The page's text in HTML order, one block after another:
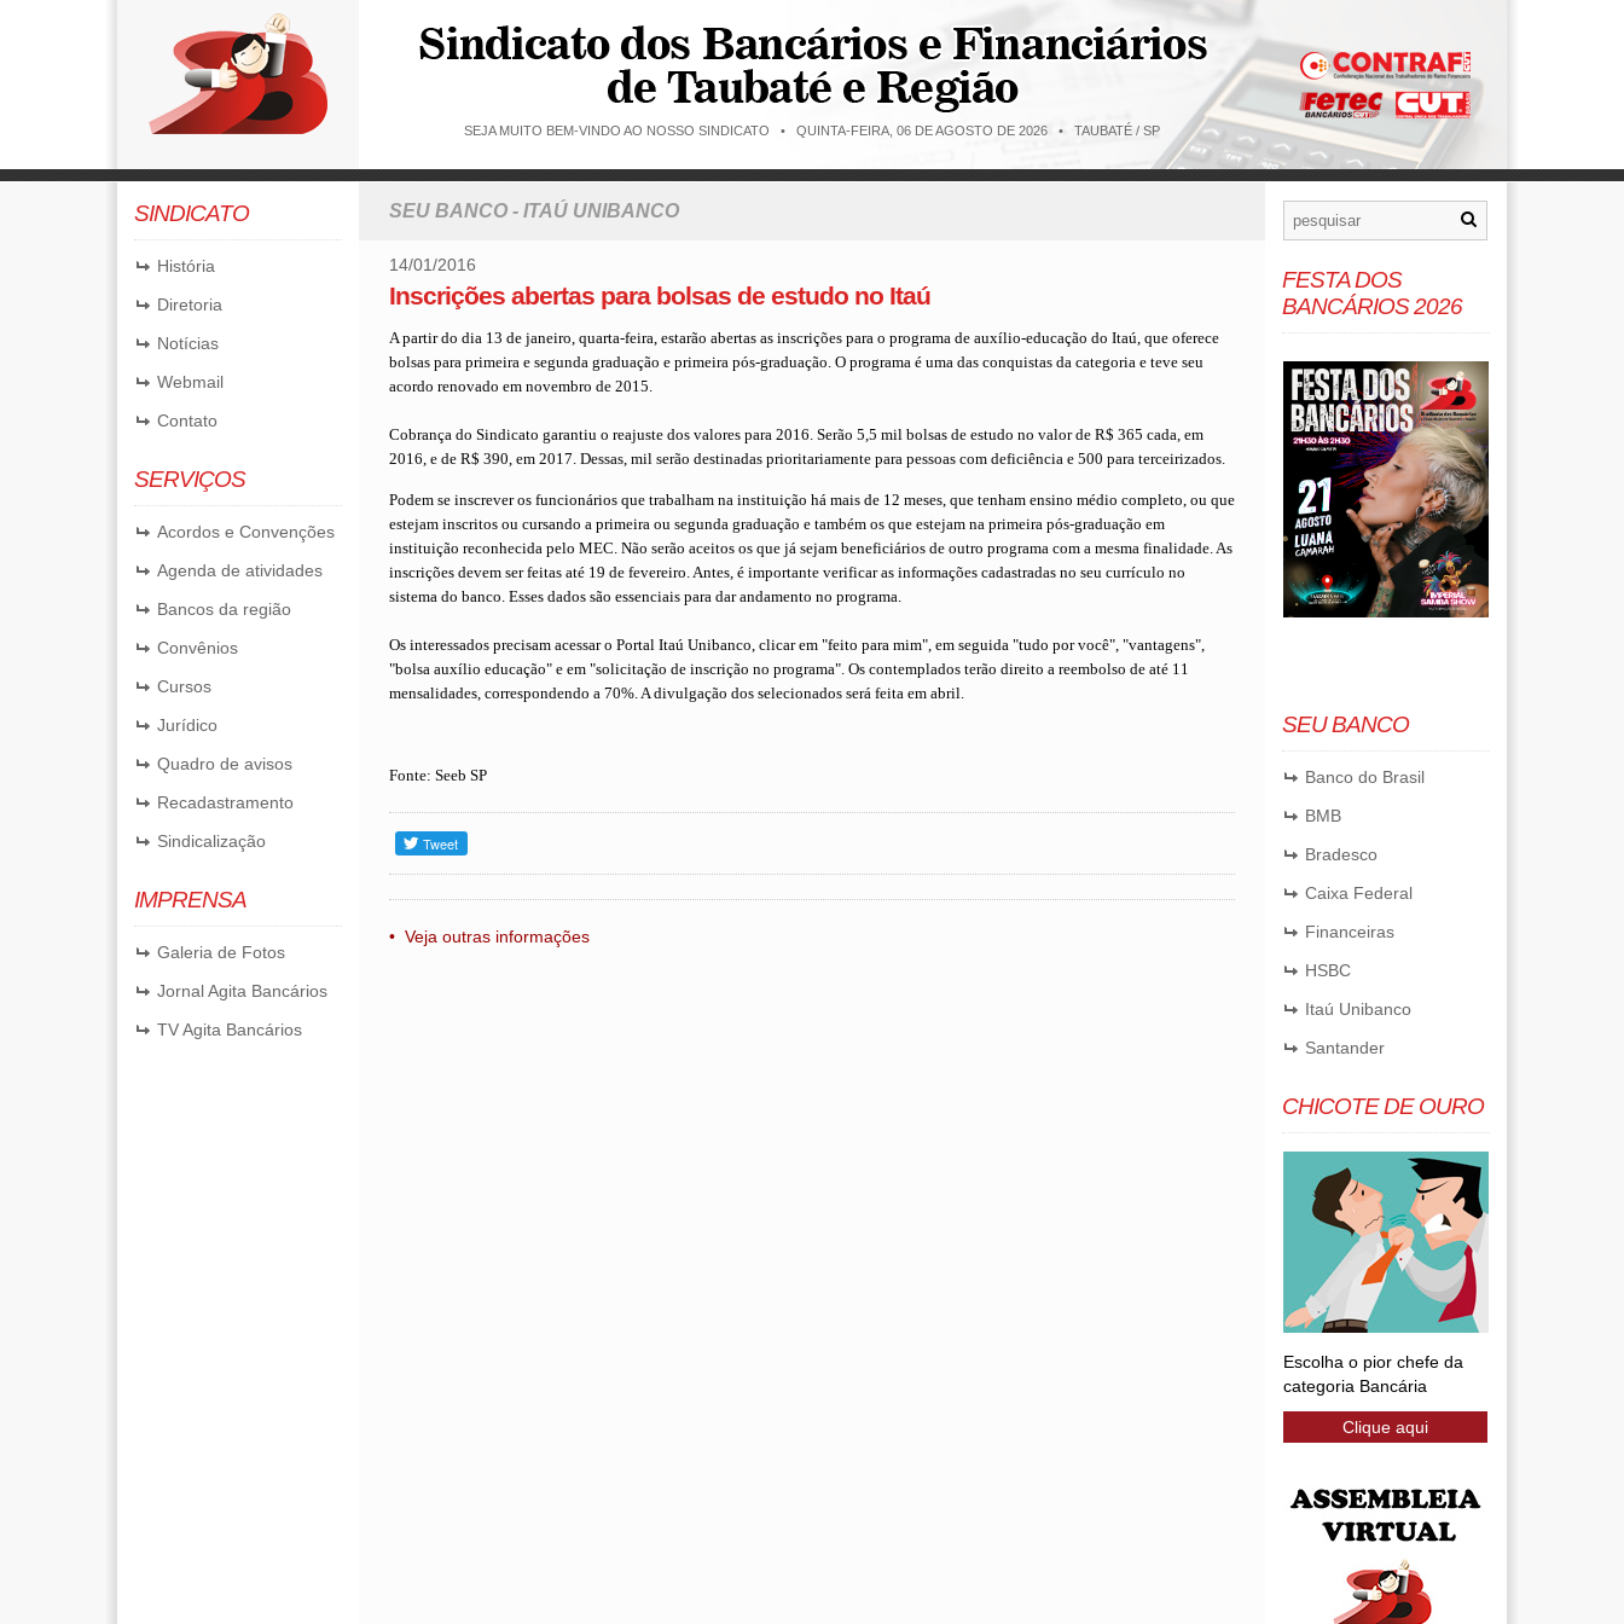
SEJA MUITO BEM-VINDO AO NOSSO SINDICATO • QUINTA-FEIRA, 06 DE AGOSTO DE 2026 • TAUBATÉ / SP
SINDICATO
História
Diretoria
Notícias
Webmail
Contato
SERVIÇOS
Acordos e Convenções
Agenda de atividades
Bancos da região
Convênios
Cursos
Jurídico
Quadro de avisos
Recadastramento
Sindicalização
IMPRENSA
Galeria de Fotos
Jornal Agita Bancários
TV Agita Bancários
SEU BANCO - ITAÚ UNIBANCO
14/01/2016
Inscrições abertas para bolsas de estudo no Itaú
A partir do dia 13 de janeiro, quarta-feira, estarão abertas as inscrições para o programa de auxí­lio-educação do Itaú, que oferece
bolsas para primeira e segunda graduação e primeira pós-graduação. O programa é uma das conquistas da categoria e teve seu
acordo renovado em novembro de 2015.
Cobrança do Sindicato garantiu o reajuste dos valores para 2016. Serão 5,5 mil bolsas de estudo no valor de R$ 365 cada, em
2016, e de R$ 390, em 2017. Dessas, mil serão destinadas prioritariamente para pessoas com deficiência e 500 para terceirizados.
Podem se inscrever os funcionários que trabalham na instituição há mais de 12 meses, que tenham ensino médio completo, ou que
estejam inscritos ou cursando a primeira ou segunda graduação e também os que estejam na primeira pós-graduação em
instituição reconhecida pelo MEC. Não serão aceitos os que já sejam beneficiários de outro programa com a mesma finalidade. As
inscrições devem ser feitas até 19 de fevereiro. Antes, é importante verificar as informações cadastradas no seu currículo no
sistema do banco. Esses dados são essenciais para dar andamento no programa.
Os interessados precisam acessar o Portal Itaú Unibanco, clicar em "feito para mim", em seguida "tudo por você", "vantagens",
"bolsa auxí­lio educação" e em "solicitação de inscrição no programa". Os contemplados terão direito a reembolso de até 11
mensalidades, correspondendo a 70%. A divulgação dos selecionados será feita em abril.
Fonte: Seeb SP
• Veja outras informações
FESTA DOS
BANCÁRIOS 2026
SEU BANCO
Banco do Brasil
BMB
Bradesco
Caixa Federal
Financeiras
HSBC
Itaú Unibanco
Santander
CHICOTE DE OURO
Escolha o pior chefe da
categoria Bancária
Clique aqui